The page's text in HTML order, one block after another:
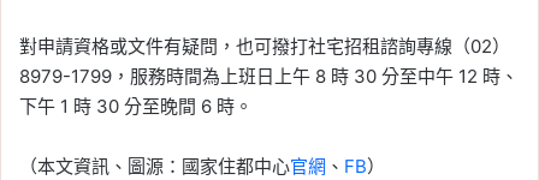
對申請資格或文件有疑問，也可撥打社宅招租諮詢專線（02）
8979-1799，服務時間為上班日上午 8 時 30 分至中午 12 時、
下午 1 時 30 分至晚間 6 時。
（本文資訊、圖源：國家住都中心官網 、 FB）